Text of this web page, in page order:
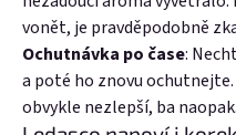
vonět, je pravděpodobně
Ochutnávka po čase:
a poté ho znovu
obvykle nezlepší, ba naopak.